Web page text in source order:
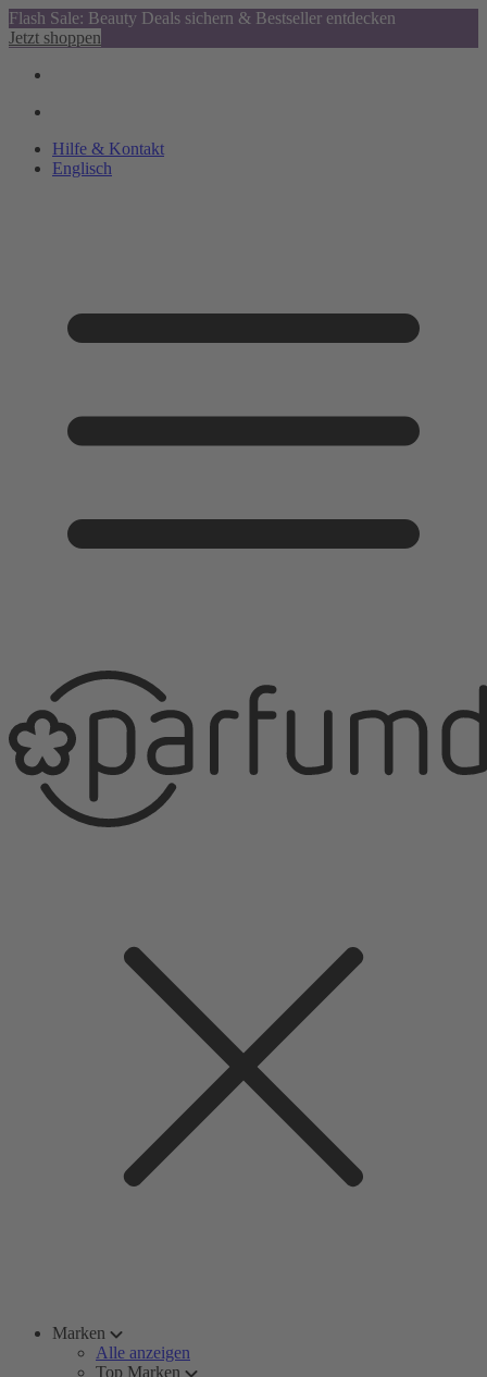
Flash Sale: Beauty Deals sichern & Bestseller entdecken
Jetzt shoppen
Hilfe & Kontakt
Englisch
Marken
Alle anzeigen
Top Marken